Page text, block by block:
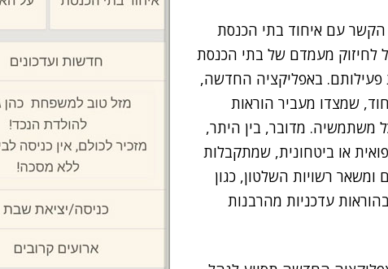
הקשר עם איחוד בתי הכנסת
לחיזוק מעמדם של בתי הכנסת
פעילותם. באפליקציה החדשה,
שמצדו מעביר הוראות
משתמשיה. מדובר, בין היתר,
או ביטחונית, שמתקבלות
רשויות השלטון, כגון
עדכניות מהרבנות